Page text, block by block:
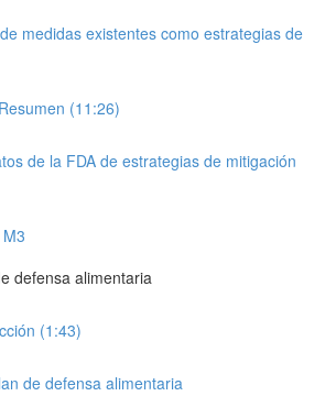
medidas existentes como estrategias de
(11:26)
de la FDA de estrategias de mitigación
defensa alimentaria
(1:43)
de defensa alimentaria